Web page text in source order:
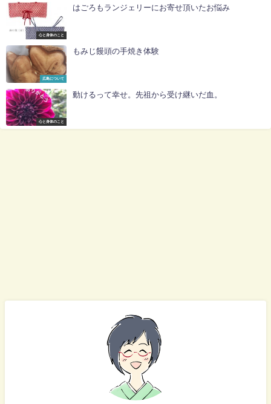
心と身体のこと
はごろもランジェリーにお寄せ頂いたお悩み
広島について
もみじ饅頭の手焼き体験
心と身体のこと
動けるって幸せ。先祖から受け継いだ血。